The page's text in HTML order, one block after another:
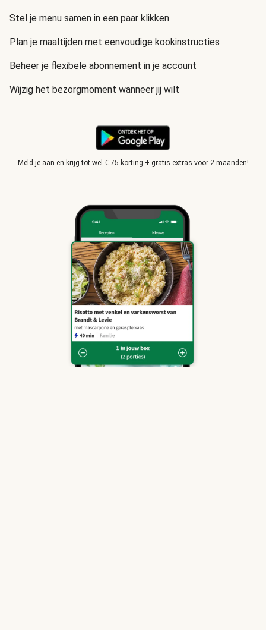
Stel je menu samen in een paar klikken
Plan je maaltijden met eenvoudige kookinstructies
Beheer je flexibele abonnement in je account
Wijzig het bezorgmoment wanneer jij wilt
Meld je aan en krijg tot wel € 75 korting + gratis extras voor 2 maanden!